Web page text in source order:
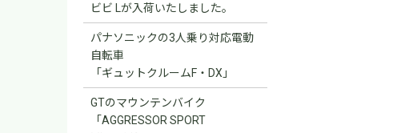
ビビ Lが入荷いたしました。
パナソニックの3人乗り対応電動
自転車
「ギュットクルームF・DX」
GTのマウンテンバイク
「AGGRESSOR SPORT